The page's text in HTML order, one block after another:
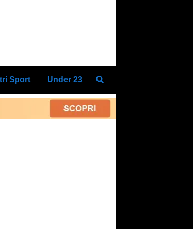
Sport Under 23